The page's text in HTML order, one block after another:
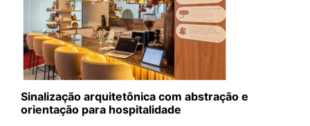
Sinalização arquitetônica com abstração e
orientação para hospitalidade